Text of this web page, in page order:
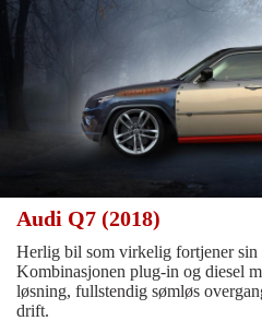
Audi Q7 (2018)
Herlig bil som virkelig fortjener sin
Kombinasjonen plug-in og diesel
løsning, fullstendig sømløs
drift.